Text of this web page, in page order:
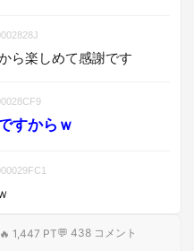
ら楽しめて感謝です
すからｗ
🔥 1,447 PT💬 438 コメント